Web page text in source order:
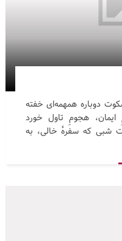
دوباره همهمه‌ای خفته
هجومِ تاول خورد
شبی که سفرهٔ خالی، به